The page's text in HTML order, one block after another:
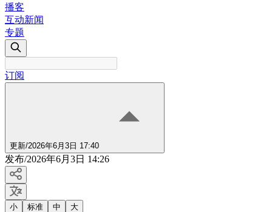
播客
互动新闻
专题
订阅
更新/2026年6月3日 17:40
发布/2026年6月3日 14:26
小 标准 中 大